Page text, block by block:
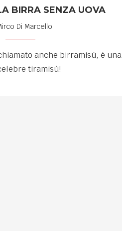
BIRRA SENZA UOVA
Di Marcello
anche birramisù, è una
tiramisù!